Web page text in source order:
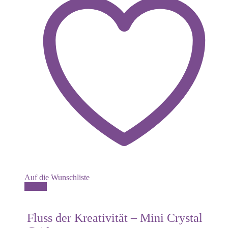
Auf die Wunschliste
Fluss der Kreativität – Mini Crystal